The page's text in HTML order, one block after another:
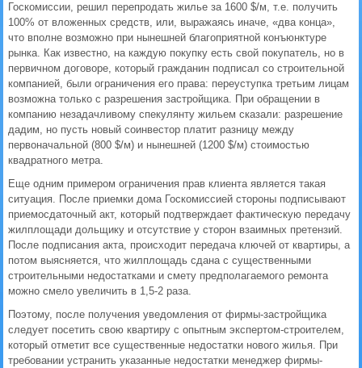
Госкомиссии, решил перепродать жилье за 1600 $/м, т.е. получить
100% от вложенных средств, или, выражаясь иначе, «два конца»,
что вполне возможно при нынешней благоприятной конъюнктуре
рынка. Как известно, на каждую покупку есть свой покупатель, но в
первичном договоре, который гражданин подписал со строительной
компанией, были ограничения его права: переуступка третьим лицам
возможна только с разрешения застройщика. При обращении в
компанию незадачливому спекулянту жильем сказали: разрешение
дадим, но пусть новый соинвестор платит разницу между
первоначальной (800 $/м) и нынешней (1200 $/м) стоимостью
квадратного метра.
Еще одним примером ограничения прав клиента является такая
ситуация. После приемки дома Госкомиссией стороны подписывают
приемосдаточный акт, который подтверждает фактическую передачу
жилплощади дольщику и отсутствие у сторон взаимных претензий.
После подписания акта, происходит передача ключей от квартиры, а
потом выясняется, что жилплощадь сдана с существенными
строительными недостатками и смету предполагаемого ремонта
можно смело увеличить в 1,5-2 раза.
Поэтому, после получения уведомления от фирмы-застройщика
следует посетить свою квартиру с опытным экспертом-строителем,
который отметит все существенные недостатки нового жилья. При
требовании устранить указанные недостатки менеджер фирмы-